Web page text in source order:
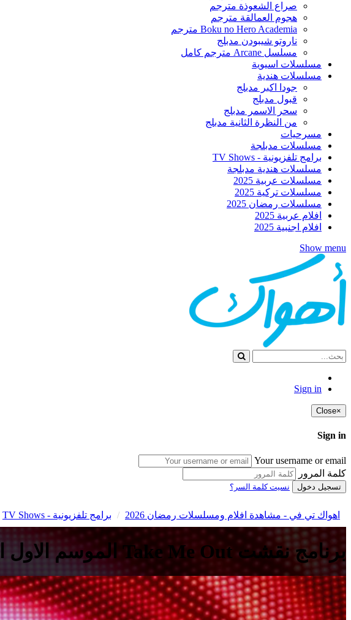
صراع الشعوذة مترجم
هجوم العمالقة مترجم
Boku no Hero Academia مترجم
ناروتو شيبودن مدبلج
مسلسل Arcane مترجم كامل
مسلسلات اسيوية
مسلسلات هندية
جودا اكبر مدبلج
قبول مدبلج
سحر الاسمر مدبلج
من النظرة الثانية مدبلج
مسرحيات
مسلسلات مدبلجة
برامج تلفزيونية - TV Shows
مسلسلات هندية مدبلجة
مسلسلات عربية 2025
مسلسلات تركية 2025
مسلسلات رمضان 2025
افلام عربية 2025
افلام اجنبية 2025
Show menu
Sign in
×
Close
Sign in
Your username or email
كلمة المرور
تسجيل دخول نسيت كلمة السر؟
اهواك تي في - مشاهدة افلام ومسلسلات رمضان 2026 برامج تلفزيونية - TV Shows
برنامج نقشت Take Me Out الموسم الاول الحلقة 18 الثامنة عشر HD